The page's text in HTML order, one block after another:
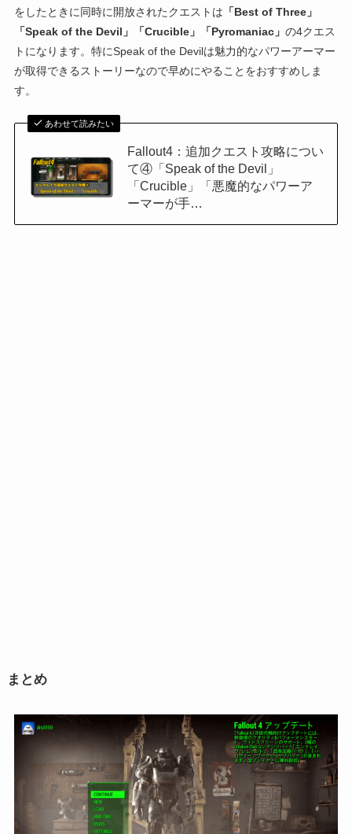
をしたときに同時に開放されたクエストは 「Best of Three」
「Speak of the Devil」「Crucible」「Pyromaniac」 の4クエス
トになります。特にSpeak of the Devilは魅力的なパワーアーマー
が取得できるストーリーなので早めにやることをおすすめしま
す。
あわせて読みたい
Fallout4：追加クエスト攻略につい
て④「Speak of the Devil」
「Crucible」「悪魔的なパワーア
ーマーが手…
まとめ